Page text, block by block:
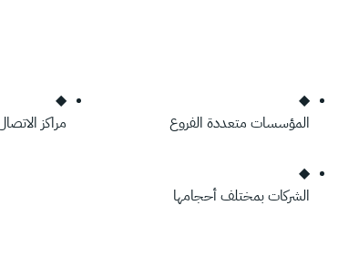
◆
المؤسسات متعددة الفروع
◆
مراكز
◆
الشركات بمختلف أحجامها